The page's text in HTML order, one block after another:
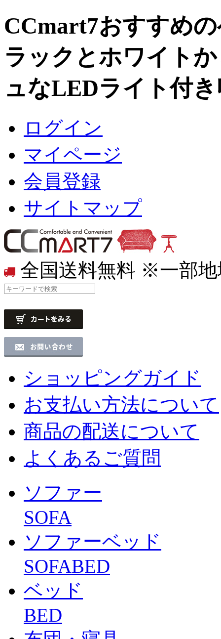
CCmart7おすすめ
ラックとホワイト
ュなLEDライト付
ログイン
マイページ
会員登録
サイトマップ
全国送料無料 ※一部地
ショッピングガイド
お支払い方法について
商品の配送について
よくあるご質問
ソファー
SOFA
ソファーベッド
SOFABED
ベッド
BED